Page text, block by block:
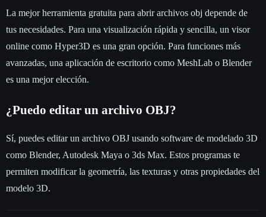
La mejor herramienta gratuita para abrir archivos obj depende de
tus necesidades. Para una visualización rápida y sencilla, un visor
online como Hyper3D es una gran opción. Para funciones más
avanzadas, una aplicación de escritorio como MeshLab o Blender
es una mejor elección.
¿Puedo editar un archivo OBJ?
Sí, puedes editar un archivo OBJ usando software de modelado 3D
como Blender, Autodesk Maya o 3ds Max. Estos programas te
permiten modificar la geometría, las texturas y otras propiedades del
modelo 3D.